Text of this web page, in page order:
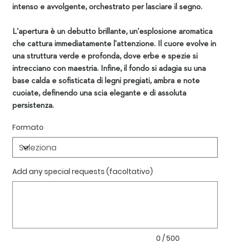
intenso e avvolgente, orchestrato per lasciare il segno.
L'apertura è un debutto brillante, un'esplosione aromatica
che cattura immediatamente l'attenzione. Il cuore evolve in
una struttura verde e profonda, dove erbe e spezie si
intrecciano con maestria. Infine, il fondo si adagia su una
base calda e sofisticata di legni pregiati, ambra e note
cuoiate, definendo una scia elegante e di assoluta
persistenza.
Formato
Add any special requests (facoltativo)
0 / 500